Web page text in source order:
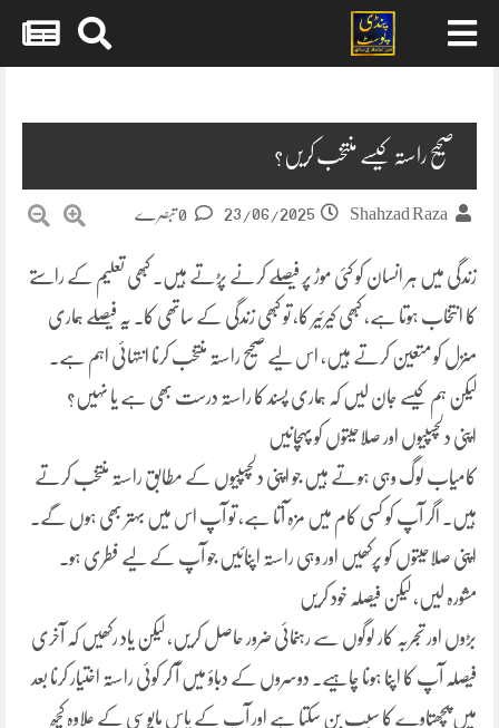
صحیح راستہ کیسے منتخب کریں؟
Shahzad Raza
23/06/2025
زندگی میں ہر انسان کو کئی موڑ پر فیصلے کرنے پڑتے ہیں۔ کبھی تعلیم کے راستے
کا انتخاب ہوتا ہے، کبھی کیرئیر کا، تو کبھی زندگی کے ساتھی کا۔ یہ فیصلے ہماری
منزل کو متعین کرتے ہیں، اس لیے صحیح راستہ منتخب کرنا انتہائی اہم ہے۔
لیکن ہم کیسے جان لیں کہ ہماری پسند کا راستہ درست بھی ہے یا نہیں؟
اپنی دلچسپیوں اور صلاحیتوں کو پہچانیں
کامیاب لوگ وہی ہوتے ہیں جو اپنی دلچسپیوں کے مطابق راستہ منتخب کرتے
ہیں۔ اگر آپ کو کسی کام میں مزہ آتا ہے، تو آپ اس میں بہتر بھی ہوں گے۔
اپنی صلاحیتوں کو پرکھیں اور وہی راستہ اپنائیں جو آپ کے لیے فطری ہو۔
مشورہ لیں، لیکن فیصلہ خود کریں
بڑوں اور تجربہ کار لوگوں سے رہنمائی ضرور حاصل کریں، لیکن یاد رکھیں کہ آخری
فیصلہ آپ کا اپنا ہونا چاہیے۔ دوسروں کے دباؤ میں آ کر کوئی راستہ اختیار کرنا بعد
میں پچھتاوے کا سبب بن سکتا ہے اور آپ کے پاس مایوسی کے علاوہ کچھ